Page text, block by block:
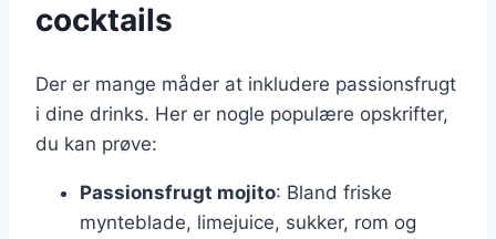
cocktails
Der er mange måder at inkludere passionsfrugt
i dine drinks. Her er nogle populære opskrifter,
du kan prøve:
Passionsfrugt mojito: Bland friske
mynteblade, limejuice, sukker, rom og